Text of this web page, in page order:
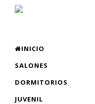
INICIO
SALONES
DORMITORIOS
JUVENIL